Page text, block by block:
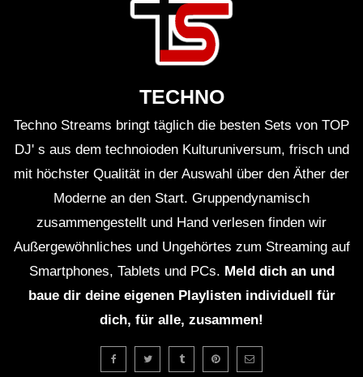
TECHNO
Techno Streams bringt täglich die besten Sets von TOP
DJ' s aus dem technoioden Kulturuniversum, frisch und
mit höchster Qualität in der Auswahl über den Äther der
Moderne an den Start. Gruppendynamisch
zusammengestellt und Hand verlesen finden wir
Außergewöhnliches und Ungehörtes zum Streaming auf
Smartphones, Tablets und PCs. Meld dich an und
baue dir deine eigenen Playlisten individuell für
dich, für alle, zusammen!